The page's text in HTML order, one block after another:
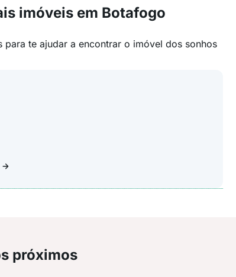
imóveis em Botafogo
para te ajudar a encontrar o imóvel dos sonhos
próximos